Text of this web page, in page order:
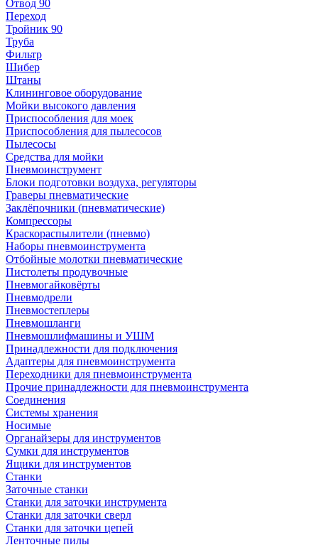
Отвод 90
Переход
Тройник 90
Труба
Фильтр
Шибер
Штаны
Клининговое оборудование
Мойки высокого давления
Приспособления для моек
Приспособления для пылесосов
Пылесосы
Средства для мойки
Пневмоинструмент
Блоки подготовки воздуха, регуляторы
Граверы пневматические
Заклёпочники (пневматические)
Компрессоры
Краскораспылители (пневмо)
Наборы пневмоинструмента
Отбойные молотки пневматические
Пистолеты продувочные
Пневмогайковёрты
Пневмодрели
Пневмостеплеры
Пневмошланги
Пневмошлифмашины и УШМ
Принадлежности для подключения
Адаптеры для пневмоинструмента
Переходники для пневмоинструмента
Прочие принадлежности для пневмоинструмента
Соединения
Системы хранения
Носимые
Органайзеры для инструментов
Сумки для инструментов
Ящики для инструментов
Станки
Заточные станки
Станки для заточки инструмента
Станки для заточки сверл
Станки для заточки цепей
Ленточные пилы